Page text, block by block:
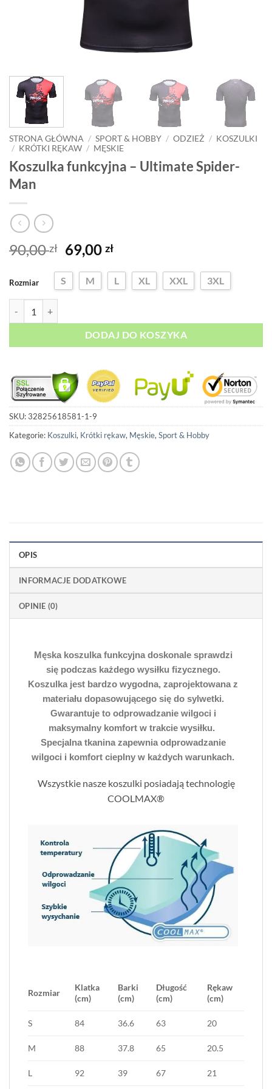
STRONA GŁÓWNA / SPORT & HOBBY / ODZIEŻ / KOSZULKI
/ KRÓTKI RĘKAW / MĘSKIE
Koszulka funkcyjna – Ultimate Spider-
Man
90,00zł Pierwotna
cena
wynosiła:
90,00 zł.
69,00złAktualna
wynosi:
69,00 zł.
Rozmiar S M L XL XXL 3XL
DODAJ DO KOSZYKA
SKU:32825618581-1-9
Kategorie: Koszulki, Krótki rękaw, Męskie,Sport & Hobby
OPIS
INFORMACJE DODATKOWE
OPINIE (0)
Męska koszulka funkcyjna doskonale sprawdzi
się podczas każdego wysiłku fizycznego.
Koszulka jest bardzo wygodna, zaprojektowana z
materiału dopasowującego się do sylwetki.
Gwarantuje to odprowadzanie wilgoci i
maksymalny komfort w trakcie wysiłku.
Specjalna tkanina zapewnia odprowadzanie
wilgoci i komfort cieplny w każdych warunkach.
Wszystkie nasze koszulki posiadają technologię
COOLMAX®
Rozmiar
Klatka
(cm)
Barki
(cm)
Długość
(cm)
Rękaw
(cm)
S 84 36.6 63 20
M 88 37.8 65 20.5
L 92 39 67 21